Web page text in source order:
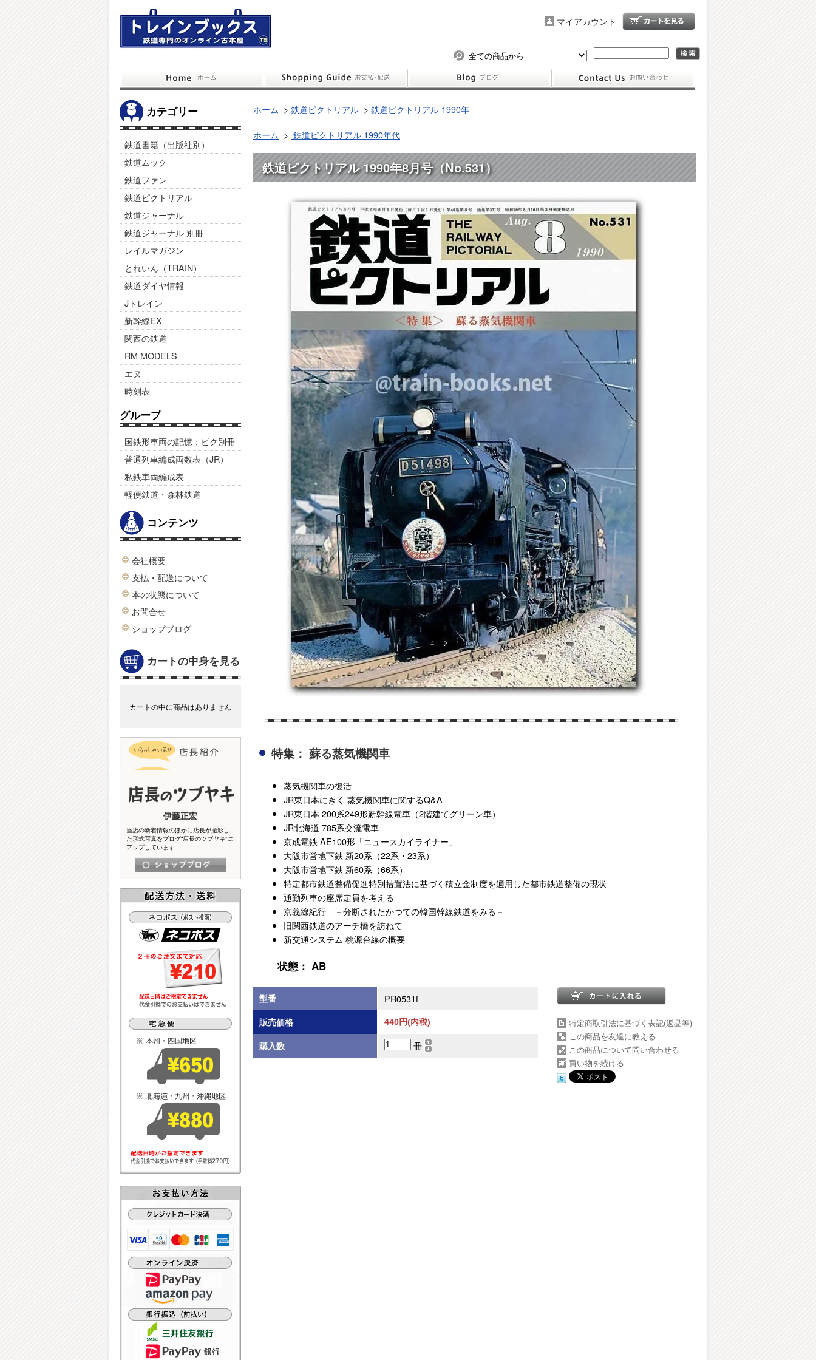
マイアカウント
カテゴリー
鉄道書籍（出版社別）
鉄道ムック
鉄道ファン
鉄道ピクトリアル
鉄道ジャーナル
鉄道ジャーナル 別冊
レイルマガジン
とれいん（TRAIN）
鉄道ダイヤ情報
Jトレイン
新幹線EX
関西の鉄道
RM MODELS
エヌ
時刻表
グループ
国鉄形車両の記憶：ピク別冊
普通列車編成両数表（JR）
私鉄車両編成表
軽便鉄道・森林鉄道
コンテンツ
会社概要
支払・配送について
本の状態について
お問合せ
ショップブログ
カートの中身を見る
カートの中に商品はありません
伊藤正宏
当店の新着情報のほかに店長が撮影し
た形式写真をブログ“店長のツブヤキ”に
アップしています
ホーム > 鉄道ピクトリアル > 鉄道ピクトリアル 1990年
ホーム > 鉄道ピクトリアル 1990年代
鉄道ピクトリアル 1990年8月号（No.531）
特集： 蘇る蒸気機関車
蒸気機関車の復活
JR東日本にきく 蒸気機関車に関するQ&A
JR東日本 200系249形新幹線電車（2階建てグリーン車）
JR北海道 785系交流電車
京成電鉄 AE100形「ニュースカイライナー」
大阪市営地下鉄 新20系（22系・23系）
大阪市営地下鉄 新60系（66系）
特定都市鉄道整備促進特別措置法に基づく積立金制度を適用した都市鉄道整備の現状
通勤列車の座席定員を考える
京義線紀行 －分断されたかつての韓国幹線鉄道をみる－
旧関西鉄道のアーチ橋を訪ねて
新交通システム 桃源台線の概要
状態： AB
型番 PR0531f
販売価格 440円(内税)
購入数 冊
特定商取引法に基づく表記(返品等)
この商品を友達に教える
この商品について問い合わせる
買い物を続ける